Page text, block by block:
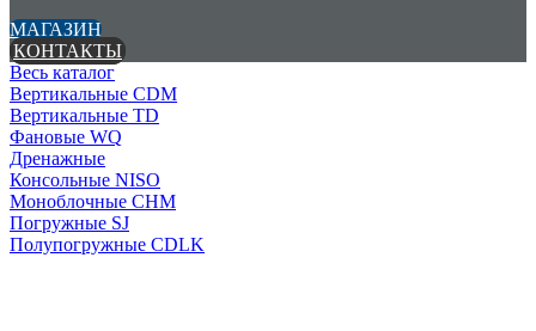
МАГАЗИН
КОНТАКТЫ
Весь каталог
Вертикальные CDM
Вертикальные TD
Фановые WQ
Дренажные
Консольные NISO
Моноблочные CHМ
Погружные SJ
Полупогружные CDLK